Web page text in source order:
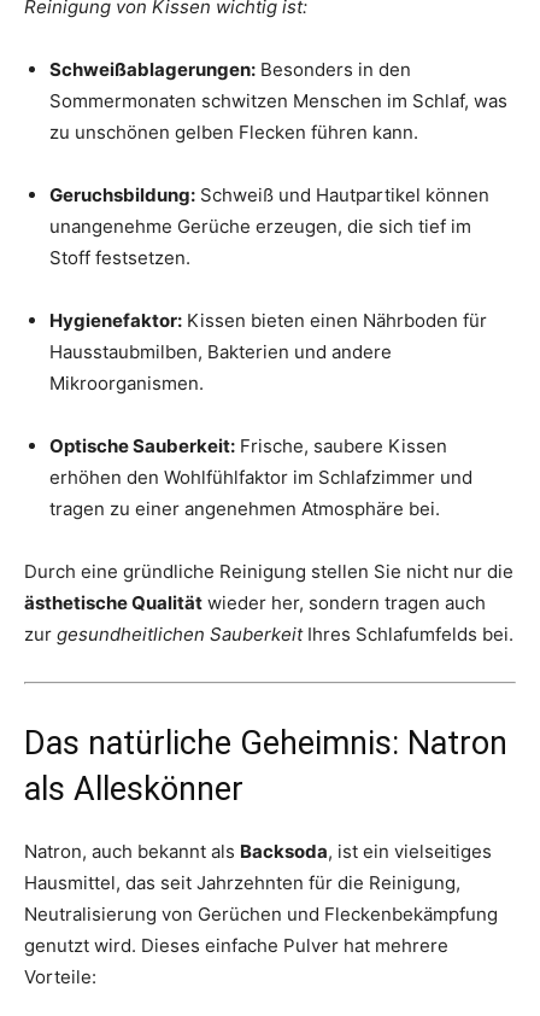
Reinigung von Kissen wichtig ist:
Schweißablagerungen: Besonders in den
Sommermonaten schwitzen Menschen im Schlaf, was
zu unschönen gelben Flecken führen kann.
Geruchsbildung: Schweiß und Hautpartikel können
unangenehme Gerüche erzeugen, die sich tief im
Stoff festsetzen.
Hygienefaktor: Kissen bieten einen Nährboden für
Hausstaubmilben, Bakterien und andere
Mikroorganismen.
Optische Sauberkeit: Frische, saubere Kissen
erhöhen den Wohlfühlfaktor im Schlafzimmer und
tragen zu einer angenehmen Atmosphäre bei.
Durch eine gründliche Reinigung stellen Sie nicht nur die
ästhetische Qualität wieder her, sondern tragen auch
zur gesundheitlichen SauberkeitIhres Schlafumfelds bei.
Das natürliche Geheimnis: Natron
als Alleskönner
Natron, auch bekannt als Backsoda, ist ein vielseitiges
Hausmittel, das seit Jahrzehnten für die Reinigung,
Neutralisierung von Gerüchen und Fleckenbekämpfung
genutzt wird. Dieses einfache Pulver hat mehrere
Vorteile: